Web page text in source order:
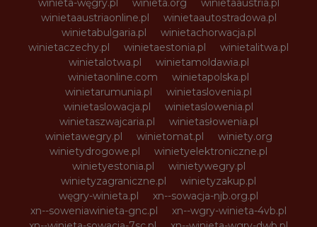
winieta-węgry.pl
winieta.org
winietaaustria.pl
winietaaustriaonline.pl
winietaautostradowa.pl
winietabulgaria.pl
winietachorwacja.pl
winietaczechy.pl
winietaestonia.pl
winietalitwa.pl
winietalotwa.pl
winietamoldawia.pl
winietaonline.com
winietapolska.pl
winietarumunia.pl
winietaslovenia.pl
winietaslowacja.pl
winietaslowenia.pl
winietaszwajcaria.pl
winietasłowenia.pl
winietawegry.pl
winietomat.pl
winiety.org
winietydrogowe.pl
winietyelektroniczne.pl
winietyestonia.pl
winietywegry.pl
winietyzagraniczne.pl
winietyzakup.pl
węgry-winieta.pl
xn--sowacja-njb.org.pl
xn--soweniawinieta-gnc.pl
xn--wgry-winieta-4vb.pl